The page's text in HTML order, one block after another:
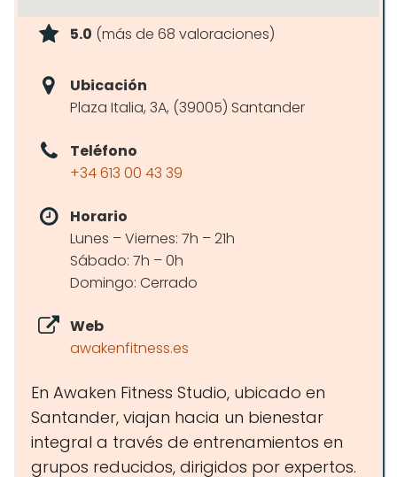
5.0 (más de 68 valoraciones)
Ubicación
Plaza Italia, 3A, (39005) Santander
Teléfono
+34 613 00 43 39
Horario
Lunes – Viernes: 7h – 21h
Sábado: 7h – 0h
Domingo: Cerrado
Web
awakenfitness.es
En Awaken Fitness Studio, ubicado en
Santander, viajan hacia un bienestar
integral a través de entrenamientos en
grupos reducidos, dirigidos por expertos.